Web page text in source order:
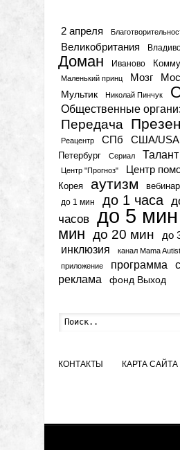
2 апреля
Великобритания
Доман
Иваново
Маленький принц Мозг
Мультик Николай Пинчук
Общественные
Передача
Реацентр СПб США/USA
Петербург
Сериал Талант
Центр "Прогноз" Центр
Корея
аутизм вебинар
до 1 мин до 1 часа
часов до 5 мин
мин до 20 мин до
инклюзия канал Mama
приложение
программа
реклама
фонд Выход
КОНТАКТЫ КАРТА САЙТА